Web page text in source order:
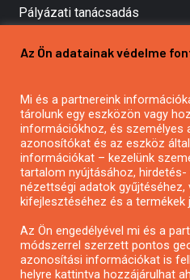
Pályázati tanácsadás
Mezőgazdasági pályázatírás
Pályázatírás civil
Pályázatírás
Pályázatfigyelés
Specifikus pályázatfigyelés
Pályázatok
Az Ön adatainak védelme
Mi és a partnereink
tárolunk egy eszközön vagy
információkhoz, és személyes
azonosítókat és az eszköz
információkat – kezelünk
tartalom nyújtásához,
nézettségi adatok gyűjtéséhez,
kifejlesztéséhez és a termékek
Az Ön engedélyével mi és a
módszerrel szerzett pontos
azonosítási információkat is
helyre kattintva hozzájárulhat